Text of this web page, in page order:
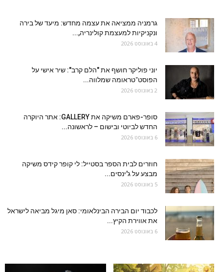
גרמניה ממציאה את עצמה מחדש: מיעד של בירה
ונקניקיות למעצמת קולינריה,...
4 באוגוסט 2026
יוני פוליקר חושף את "הלם קרב": שיר אישי על
הפוסט־טראומה שמלווה...
2 באוגוסט 2026
סופר-פארם משיקה את GALLERY: אתר היוקרה
החדש לביוטי ובישום – לראשונה...
6 באוגוסט 2026
חוזרים לבית הספר בסטייל: לי קופר קידס משיקה
מבצע על ג'ינסים...
5 באוגוסט 2026
לכבוד יום הבירה הבינלאומי: סאן מיגל מביאה לישראל
את אווירת הקיץ...
6 באוגוסט 2026